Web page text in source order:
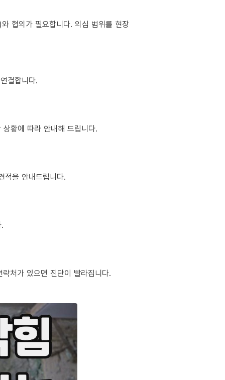
협의가 필요합니다. 의심 범위를 현장
결합니다.
황에 따라 안내해 드립니다.
적을 안내드립니다.
처가 있으면 진단이 빨라집니다.